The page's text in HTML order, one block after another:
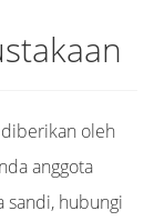
diberikan oleh
anggota
sandi, hubungi